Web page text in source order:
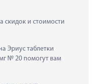
скидок и стоимости
Эриус таблетки
№ 20 помогут вам